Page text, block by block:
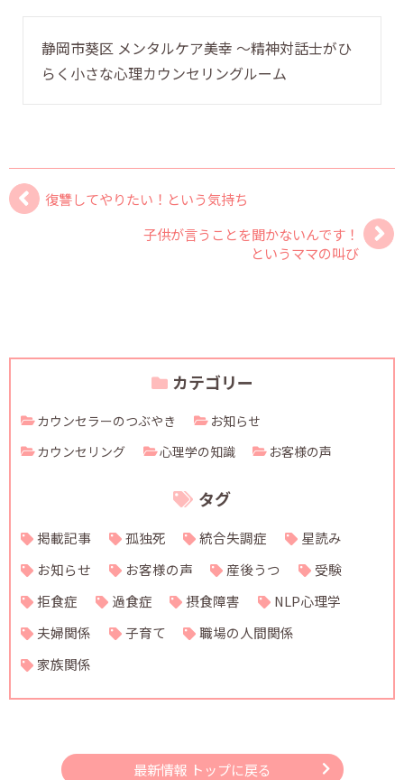
静岡市葵区 メンタルケア美幸 〜精神対話士がひ
らく小さな心理カウンセリングルーム
復讐してやりたい！という気持ち
子供が言うことを聞かないんです！
というママの叫び
カテゴリー
カウンセラーのつぶやき
お知らせ
カウンセリング
心理学の知識 お客様の声
タグ
掲載記事 孤独死 統合失調症
星読み
お知らせ
お客様の声 産後うつ
受験
拒食症
過食症 摂食障害
NLP心理学
夫婦関係
子育て
職場の人間関係
家族関係
最新情報 トップに戻る